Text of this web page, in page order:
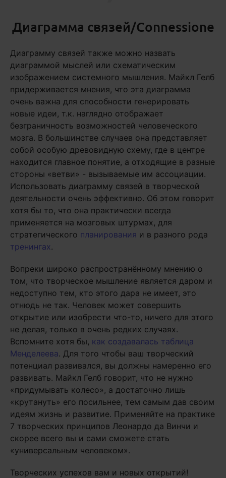
Диаграмма связей/Connessione
Диаграмму связей также можно назвать
диаграммой мыслей или схематическим
изображением системного мышления. Майкл Гелб
придерживается мнения, что эта диаграмма
очень важна для способности генерировать
новые идеи, т.к. наглядно отображает
безграничность возможностей человеческого
мозга. В большинстве случаев она представляет
собой особую древовидную схему, где в центре
находится главное понятие, а отходящие в разные
стороны «ветви» - вызываемые им ассоциации.
Использовать диаграмму связей в творческой
деятельности очень эффективно. Об этом говорит
хотя бы то, что она практически всегда
применяется на мозговых штурмах, для
стратегического планирования и в разного рода
тренингах.
Вопреки широко распространённому мнению о
том, что творческое мышление является даром и
недоступно тем, кто этого дара не имеет, это
отнюдь не так. Человек может совершить
открытие или изобрести что-то, ничего для этого
не делая, только в очень редких случаях.
Вспомните хотя бы, как создавалась таблица
Менделеева. Для того чтобы ваш творческий
потенциал развивался, вы должны намеренно его
развивать. Майкл Гелб говорит, что не нужно
«придумывать колесо», а достаточно лишь
«крутануть» его посильнее, тем самым дав своим
идеям жизнь и развитие. Применяйте на практике
7 творческих принципов Леонардо да Винчи и
скорее всего вы и сами сможете стать
«универсальным человеком».
Творческих успехов вам и новых открытий!